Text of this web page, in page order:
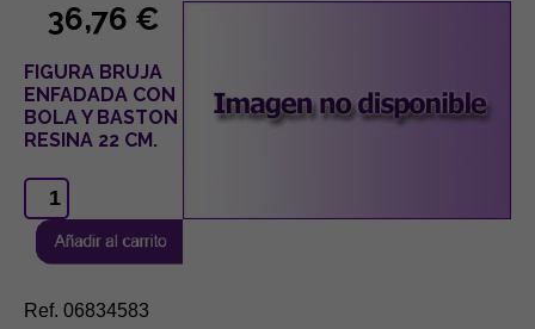
36,76 €
FIGURA BRUJA
ENFADADA CON
BOLA Y BASTON
RESINA 22 CM.
Ref. 06834583